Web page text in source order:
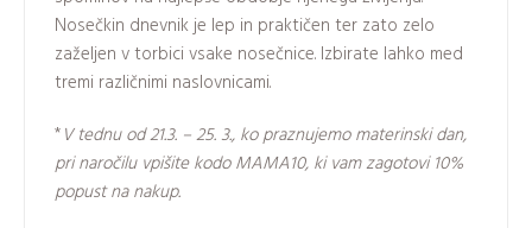
Nosečkin dnevnik je lep in praktičen ter zato zelo
zaželjen v torbici vsake nosečnice. Izbirate lahko med
tremi različnimi naslovnicami.
*V tednu od 21.3. – 25. 3., ko praznujemo materinski dan,
pri naročilu vpišite kodo MAMA10, ki vam zagotovi 10%
popust na nakup.